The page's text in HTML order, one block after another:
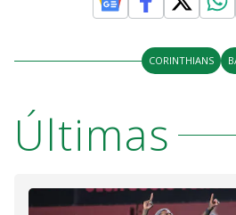
CORINTHIANS
Últimas